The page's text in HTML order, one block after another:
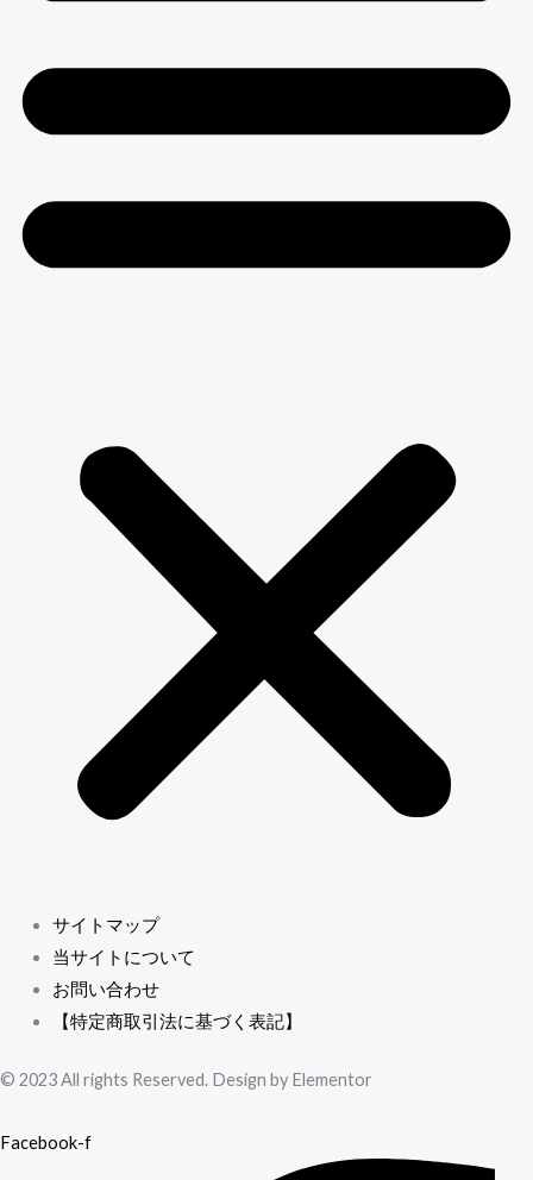
サイトマップ
当サイトについて
お問い合わせ
【特定商取引法に基づく表記】
© 2023 All rights Reserved. Design by Elementor
Facebook-f